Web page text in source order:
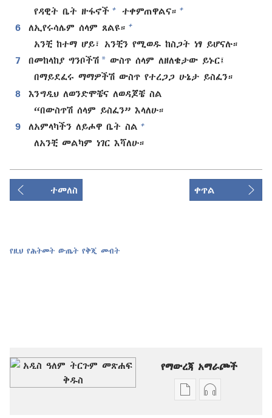
የዳዊት ቤት ዙፋኖች + ተቀምጠዋልና። +
6 ለኢየሩሳሌም ሰላም ጸልዩ። +
አንቺ ከተማ ሆይ፣ አንቺን የሚወዱ ከስጋት ነፃ ይሆናሉ።
7
በመከላከያ ግንቦችሽ * ውስጥ ሰላም ለዘለቄታው ይኑር፤
በማይደፈሩ ማማዎችሽ ውስጥ የተረጋጋ ሁኔታ ይስፈን።
8
እንግዲህ ለወንድሞቼና ለወዳጆቼ ስል
“በውስጥሽ ሰላም ይስፈን” እላለሁ።
9
ለአምላካችን ለይሖዋ ቤት ስል +
ለአንቺ መልካም ነገር እሻለሁ።
ተመለስ ቀጥል
የዚህ የሕትመት ውጤት የቅጂ መብት
የማውረጃ አማራጮች
የሕትመትኦዲዮዎችን